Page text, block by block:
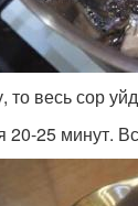
весь сор
20-25 минут.